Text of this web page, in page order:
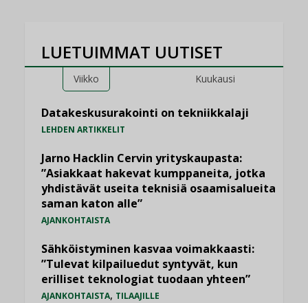
LUETUIMMAT UUTISET
Viikko Kuukausi
Datakeskusurakointi on tekniikkalaji
LEHDEN ARTIKKELIT
Jarno Hacklin Cervin yrityskaupasta:
”Asiakkaat hakevat kumppaneita, jotka
yhdistävät useita teknisiä osaamisalueita
saman katon alle”
AJANKOHTAISTA
Sähköistyminen kasvaa voimakkaasti:
”Tulevat kilpailuedut syntyvät, kun
erilliset teknologiat tuodaan yhteen”
AJANKOHTAISTA, TILAAJILLE